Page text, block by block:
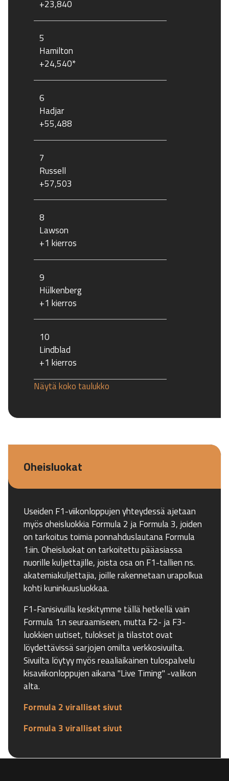
+23,840
5
Hamilton
+24,540*
6
Hadjar
+55,488
7
Russell
+57,503
8
Lawson
+1 kierros
9
Hülkenberg
+1 kierros
10
Lindblad
+1 kierros
Näytä koko taulukko
Oheisluokat
Useiden F1-viikonloppujen yhteydessä ajetaan
myös oheisluokkia Formula 2 ja Formula 3, joiden
on tarkoitus toimia ponnahduslautana Formula
1:iin. Oheisluokat on tarkoitettu pääasiassa
nuorille kuljettajille, joista osa on F1-tallien ns.
akatemiakuljettajia, joille rakennetaan urapolkua
kohti kuninkuusluokkaa.
F1-Fanisivuilla keskitymme tällä hetkellä vain
Formula 1:n seuraamiseen, mutta F2- ja F3-
luokkien uutiset, tulokset ja tilastot ovat
löydettävissä sarjojen omilta verkkosivuilta.
Sivuilta löytyy myös reaaliaikainen tulospalvelu
kisaviikonloppujen aikana "Live Timing" -valikon
alta.
Formula 2 viralliset sivut
Formula 3 viralliset sivut